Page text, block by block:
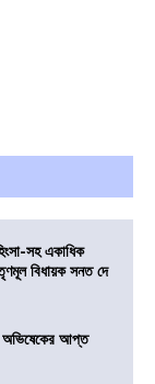
সহ একাধিক
বিধায়ক সনত দে
অভিষেকের আপ্ত